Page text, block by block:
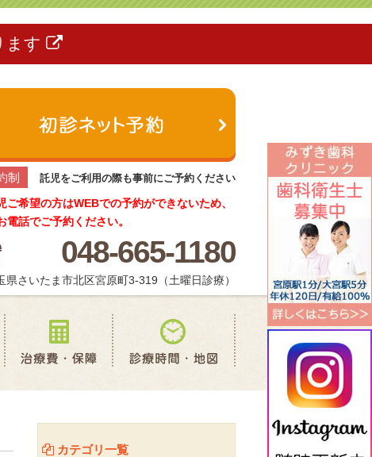
ます
制 託児をご利用の際も事前にご予約ください
ご希望の方はWEBでの予約ができないため、
電話でご予約ください。
048-665-1180
県さいたま市北区宮原町3-319（土曜日診療）
治療メニュー 治療費・保証 診療時間・地図
カテゴリ一覧